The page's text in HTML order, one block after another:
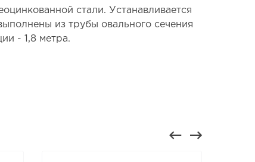
стали. Устанавливается
из трубы овального сечения
- 1,8 метра.